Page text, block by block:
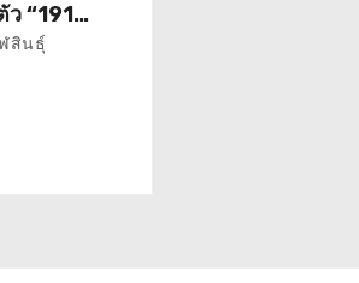
ว “191
ตุฉุกเฉิน
สินธุ์